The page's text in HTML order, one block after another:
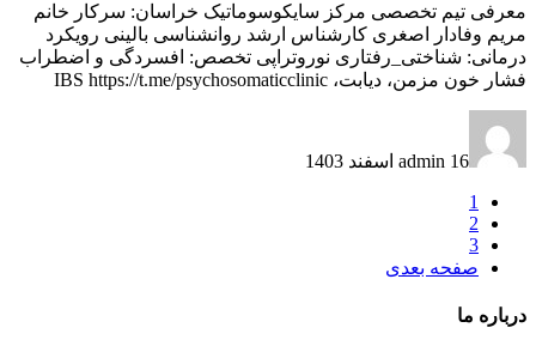
معرفی تیم تخصصی مرکز سایکوسوماتیک خراسان: سرکار خانم
مریم وفادار اصغری کارشناس ارشد روانشناسی بالینی رویکرد
درمانی: شناختی_رفتاری نوروتراپی تخصص: افسردگی و اضطراب
فشار خون مزمن، دیابت، IBS https://t.me/psychosomaticclinic
admin 16 اسفند 1403
1
2
3
صفحه بعدی
درباره ما